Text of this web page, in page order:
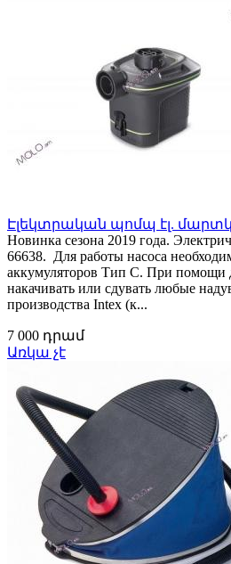
Էլեկտրական պոմպ էլ.
Новинка сезона 2019 года.
66638. Для работы насоса
аккумуляторов Тип С. При помощи
накачивать или сдувать любые
производства Intex (к...
7 000 դրամ
Առկա չէ